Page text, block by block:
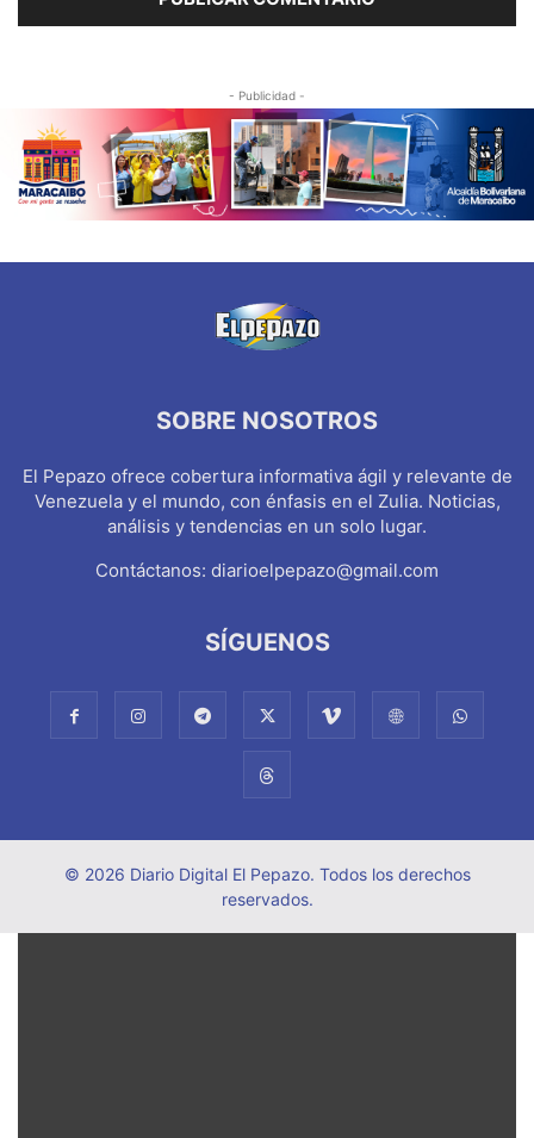
- Publicidad -
SOBRE NOSOTROS
El Pepazo ofrece cobertura informativa ágil y relevante de
Venezuela y el mundo, con énfasis en el Zulia. Noticias,
análisis y tendencias en un solo lugar.
Contáctanos: diarioelpepazo@gmail.com
SÍGUENOS
© 2026 Diario Digital El Pepazo. Todos los derechos
reservados.